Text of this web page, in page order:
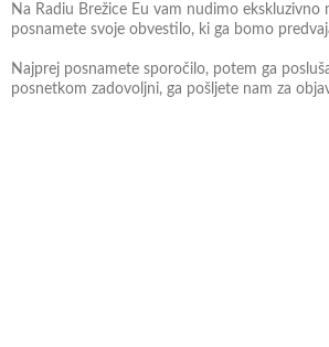
Na Radiu Brežice Eu vam nudimo ekskluzivno
posnamete svoje obvestilo, ki ga bomo
Najprej posnamete sporočilo, potem ga
posnetkom zadovoljni, ga pošljete nam za